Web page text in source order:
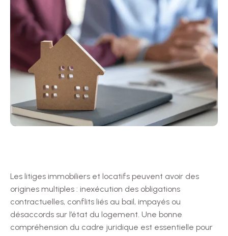
Les litiges immobiliers et locatifs peuvent avoir des
origines multiples : inexécution des obligations
contractuelles, conflits liés au bail, impayés ou
désaccords sur l’état du logement. Une bonne
compréhension du cadre juridique est essentielle pour